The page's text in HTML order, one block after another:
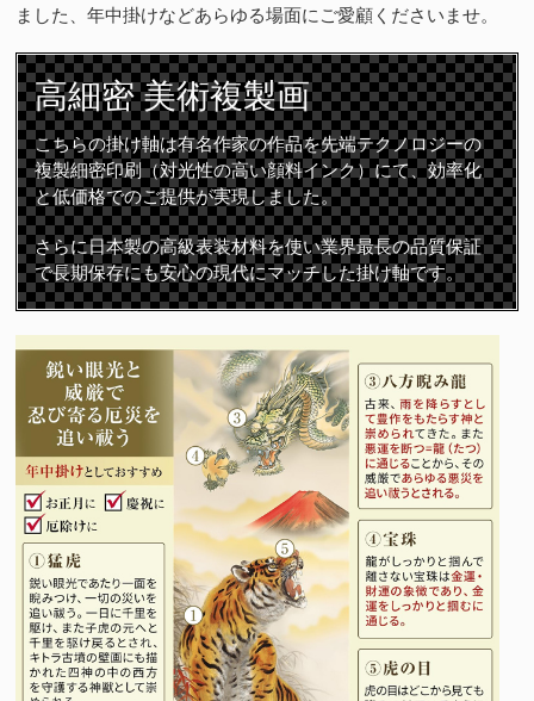
ました、年中掛けなどあらゆる場面にご愛顧くださいませ。
高細密美術複製画
こちらの掛け軸は有名作家の作品を先端テクノロジーの
複製細密印刷（対光性の高い顔料インク）にて、効率化
と低価格でのご提供が実現しました。
さらに日本製の高級表装材料を使い業界最長の品質保証
で長期保存にも安心の現代にマッチした掛け軸です。